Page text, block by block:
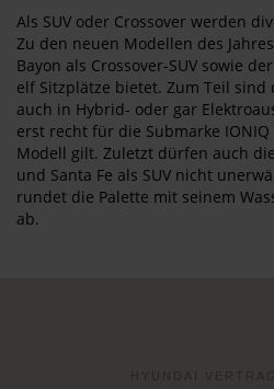
Als SUV oder Crossover werden
Zu den neuen Modellen des
Bayon als Crossover-SUV sowie
elf Sitzplätze bietet. Zum Teil
auch in Hybrid- oder gar
erst recht für die Submarke
Modell gilt. Zuletzt dürfen auch
und Santa Fe als SUV nicht
rundet die Palette mit seinem
ab.